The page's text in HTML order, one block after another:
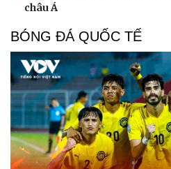
Cải chính
châu Á
BÓNG ĐÁ QUỐC TẾ